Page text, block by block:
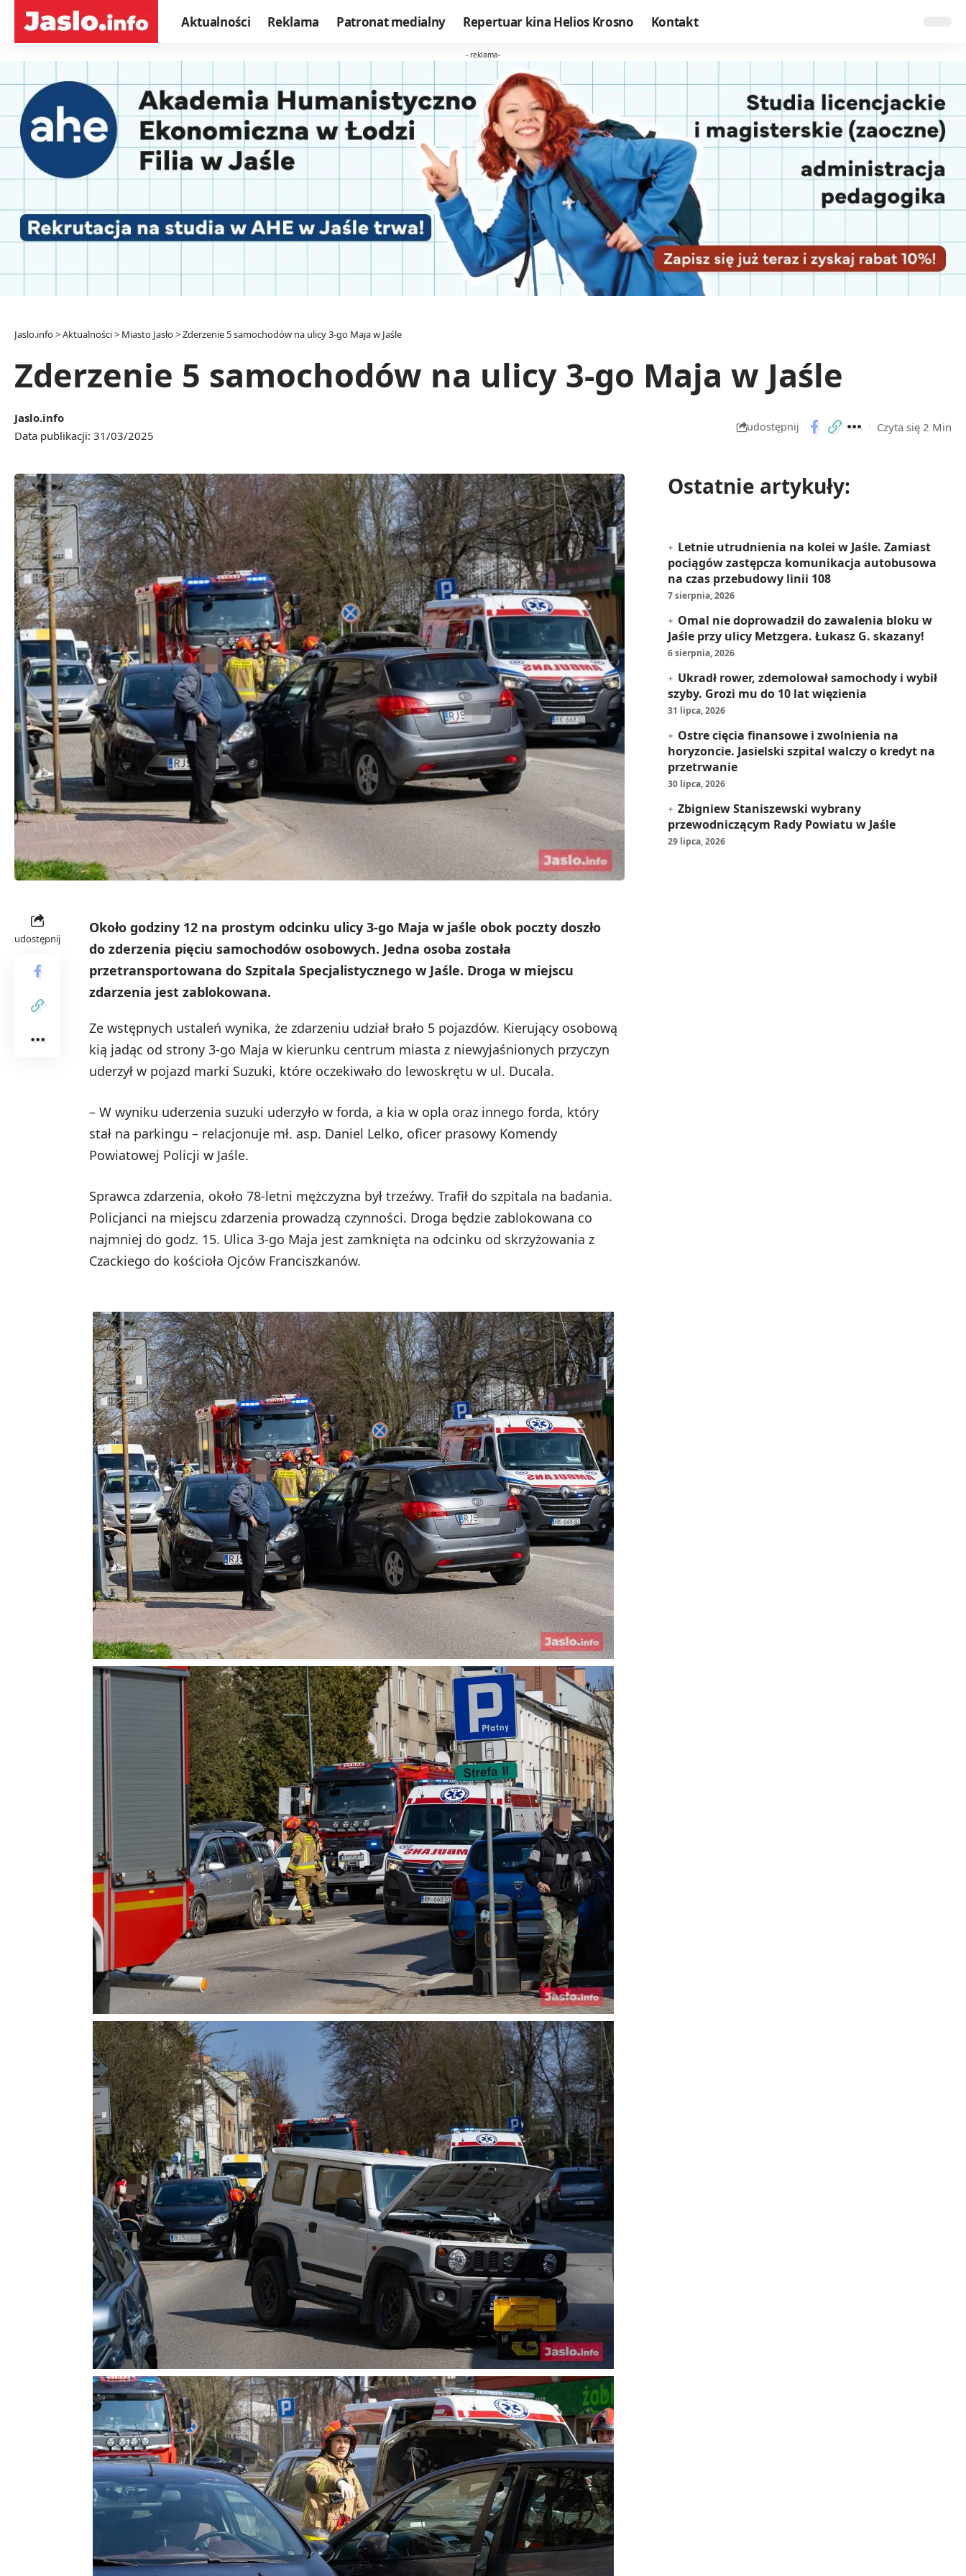
Aktualności Reklama Patronat medialny Repertuar kina Helios Krosno Kontakt
- reklama-
Jaslo.info>Aktualności> Miasto Jasło>Zderzenie 5 samochodów na ulicy 3-go Maja w Jaśle
Zderzenie 5 samochodów na ulicy 3-go Maja w Jaśle
Data publikacji: 31/03/2025
Jaslo.info
udostępnij Czyta się 2 Min
udostępnij
Około godziny 12 na prostym odcinku ulicy 3-go Maja w jaśle obok poczty doszło
do zderzenia pięciu samochodów osobowych. Jedna osoba została
przetransportowana do Szpitala Specjalistycznego w Jaśle. Droga w miejscu
zdarzenia jest zablokowana.
Ze wstępnych ustaleń wynika, że zdarzeniu udział brało 5 pojazdów. Kierujący osobową
kią jadąc od strony 3-go Maja w kierunku centrum miasta z niewyjaśnionych przyczyn
uderzył w pojazd marki Suzuki, które oczekiwało do lewoskrętu w ul. Ducala.
– W wyniku uderzenia suzuki uderzyło w forda, a kia w opla oraz innego forda, który
stał na parkingu – relacjonuje mł. asp. Daniel Lelko, oficer prasowy Komendy
Powiatowej Policji w Jaśle.
Sprawca zdarzenia, około 78-letni mężczyzna był trzeźwy. Trafił do szpitala na badania.
Policjanci na miejscu zdarzenia prowadzą czynności. Droga będzie zablokowana co
najmniej do godz. 15. Ulica 3-go Maja jest zamknięta na odcinku od skrzyżowania z
Czackiego do kościoła Ojców Franciszkanów.
Ostatnie artykuły:
Letnie utrudnienia na kolei w Jaśle. Zamiast
pociągów zastępcza komunikacja autobusowa
na czas przebudowy linii 108
7 sierpnia, 2026
Omal nie doprowadził do zawalenia bloku w
Jaśle przy ulicy Metzgera. Łukasz G. skazany!
6 sierpnia, 2026
Ukradł rower, zdemolował samochody i wybił
szyby. Grozi mu do 10 lat więzienia
31 lipca, 2026
Ostre cięcia finansowe i zwolnienia na
horyzoncie. Jasielski szpital walczy o kredyt na
przetrwanie
30 lipca, 2026
Zbigniew Staniszewski wybrany
przewodniczącym Rady Powiatu w Jaśle
29 lipca, 2026